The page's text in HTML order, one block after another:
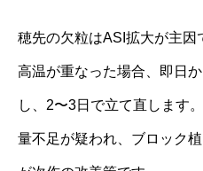
穂先の欠粒はASI拡大が主因
高温が重なった場合、即日
し、2〜3日で立て直します
量不足が疑われ、ブロック